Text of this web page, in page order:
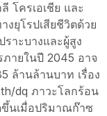
โครเอเชีย และ
ยุโรปเสียชีวิตด้วย
าะบางและผู้สูง
ายในปี 2045 อาจ
ล้านล้านบาท เรื่อง
dq ภาวะโลกร้อน
ขึ้นเมื่อปริมาณก๊าซ